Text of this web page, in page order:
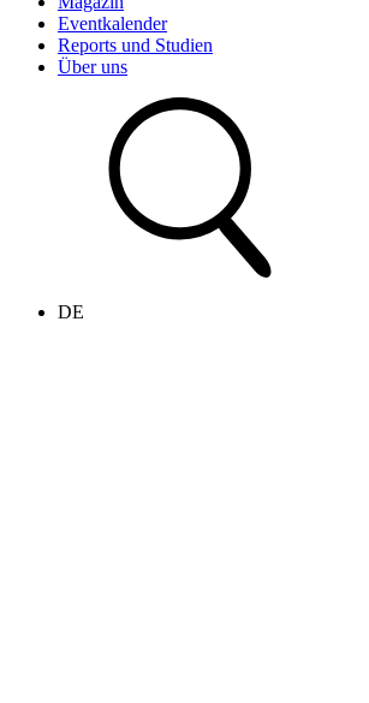
Eventkalender
Reports und Studien
Über uns
DE